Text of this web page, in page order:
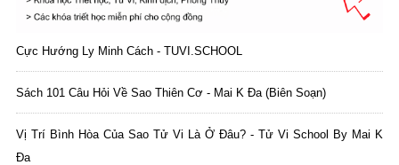
Cực Hướng Ly Minh Cách - TUVI.SCHOOL
Sách 101 Câu Hỏi Về Sao Thiên Cơ - Mai K Đa (biên Soạn)
Vị Trí Bình Hòa Của Sao Tử Vi Là Ở Đâu? - Tử Vi School By Mai K
Đa